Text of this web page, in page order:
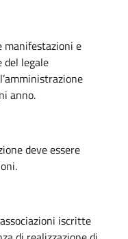
manifestazioni e
del legale
anno.
deve essere
iscritte